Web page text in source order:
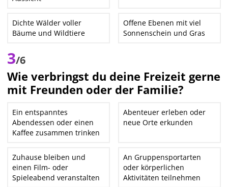
Dichte Wälder voller
Bäume und Wildtiere
Offene Ebenen mit viel
Sonnenschein und Gras
3/6
Wie verbringst du deine Freizeit gerne
mit Freunden oder der Familie?
Ein entspanntes
Abendessen oder einen
Kaffee zusammen trinken
Abenteuer erleben oder
neue Orte erkunden
Zuhause bleiben und
einen Film- oder
Spieleabend veranstalten
An Gruppensportarten
oder körperlichen
Aktivitäten teilnehmen